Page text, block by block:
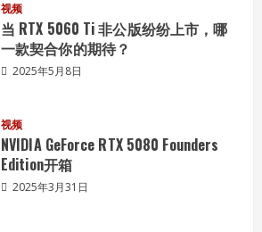
视频
当 RTX 5060 Ti 非公版纷纷上市，哪
一款契合你的期待？
2025年5月8日
视频
NVIDIA GeForce RTX 5080 Founders
Edition开箱
2025年3月31日